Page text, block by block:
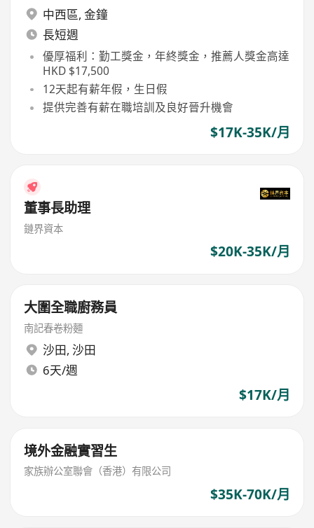
中西區, 金鐘
長短週
優厚福利：勤工獎金，年終獎金，推薦人獎金高達
HKD $17,500
12天起有薪年假，生日假
提供完善有薪在職培訓及良好晉升機會
$17K-35K/月
董事長助理
鏈界資本
$20K-35K/月
大圍全職廚務員
南記春卷粉麵
沙田, 沙田
6天/週
$17K/月
境外金融實習生
家族辦公室聯會（香港）有限公司
$35K-70K/月